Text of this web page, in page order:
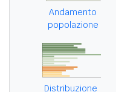
Andamento
popolazione
Distribuzione